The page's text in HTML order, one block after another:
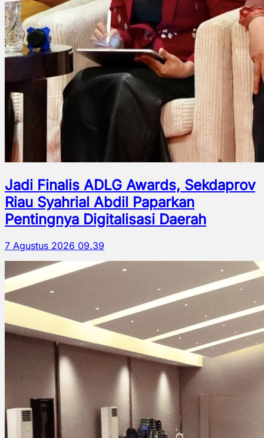
Jadi Finalis ADLG Awards, Sekdaprov
Riau Syahrial Abdil Paparkan
Pentingnya Digitalisasi Daerah
7 Agustus 2026 09.39